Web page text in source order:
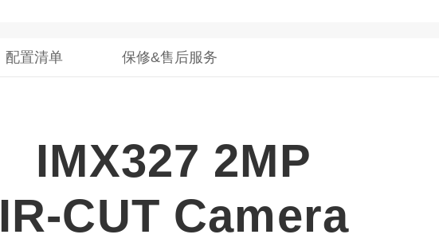
配置清单 保修&售后服务
IMX327 2MP
IR-CUT Camera